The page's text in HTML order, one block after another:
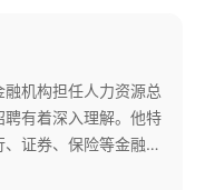
机构担任人力资源总
聘有着深入理解。他特
证券、保险等金融机